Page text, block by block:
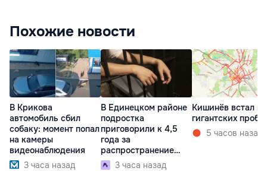
Похожие новости
В Крикова
автомобиль сбил
собаку: момент попал
на камеры
видеонаблюдения
3 часа назад
В Единецком районе
подростка
приговорили к 4,5
года за
распространение
наркотиков
3 часа назад
Кишинёв встал в
гигантских
5 часов назад